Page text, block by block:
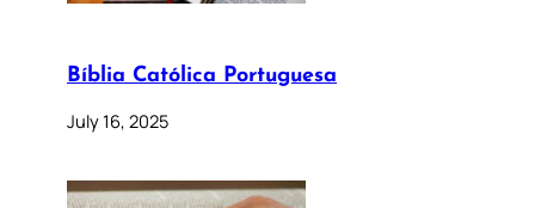
Bíblia Católica Portuguesa
July 16, 2025